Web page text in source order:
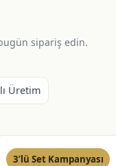
sipariş edin.
Üretim
3’lü Set Kampanyası